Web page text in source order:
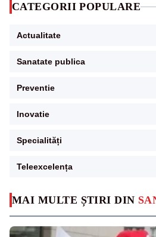
MAI MULTE ȘTIRI DIN
CATEGORII POPULARE
Actualitate
Sanatate publica
Preventie
Inovatie
Specialități
Teleexcelența